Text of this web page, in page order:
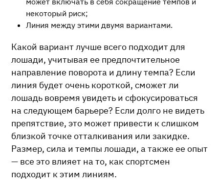
некоторый риск;
Линия между этими двумя вариантами.
Какой вариант лучше всего подходит для
лошади, учитывая ее предпочтительное
направление поворота и длину темпа? Если
линия будет очень короткой, сможет ли
лошадь вовремя увидеть и сфокусироваться
на следующем барьере? Если долго не видеть
препятствие, это может привести к слишком
близкой точке отталкивания или закидке.
Размер, сила и темпы лошади, а также ее опыт
— все это влияет на то, как спортсмен
подходит к этим линиям.